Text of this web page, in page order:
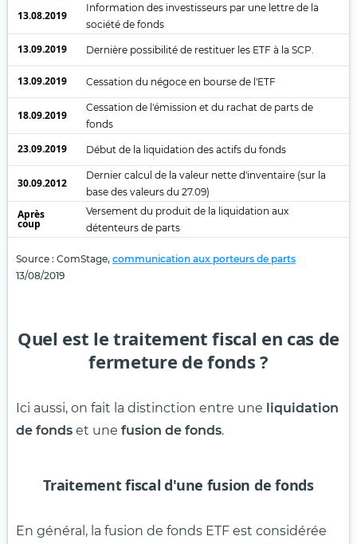
13.08.2019
Information des investisseurs par une lettre de la
société de fonds
13.09.2019 Dernière possibilité de restituer les ETF à la SCP.
13.09.2019 Cessation du négoce en bourse de l'ETF
18.09.2019
Cessation de l'émission et du rachat de parts de
fonds
23.09.2019 Début de la liquidation des actifs du fonds
30.09.2012
Dernier calcul de la valeur nette d'inventaire (sur la
base des valeurs du 27.09)
Après
coup
Versement du produit de la liquidation aux
détenteurs de parts
Source : ComStage, communication aux porteurs de parts
13/08/2019
Quel est le traitement fiscal en cas de
fermeture de fonds ?
Ici aussi, on fait la distinction entre une liquidation
de fonds et une fusion de fonds.
Traitement fiscal d'une fusion de fonds
En général, la fusion de fonds ETF est considérée